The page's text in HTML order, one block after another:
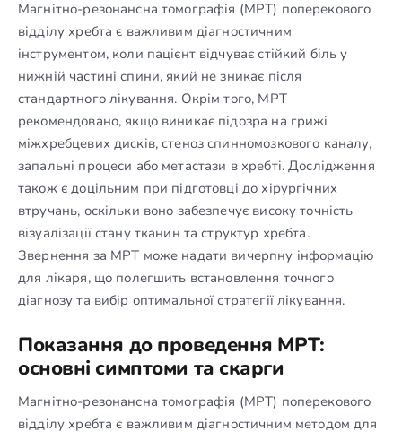
Магнітно-резонансна томографія (МРТ) поперекового
відділу хребта є важливим діагностичним
інструментом, коли пацієнт відчуває стійкий біль у
нижній частині спини, який не зникає після
стандартного лікування. Окрім того, МРТ
рекомендовано, якщо виникає підозра на грижі
міжхребцевих дисків, стеноз спинномозкового каналу,
запальні процеси або метастази в хребті. Дослідження
також є доцільним при підготовці до хірургічних
втручань, оскільки воно забезпечує високу точність
візуалізації стану тканин та структур хребта.
Звернення за МРТ може надати вичерпну інформацію
для лікаря, що полегшить встановлення точного
діагнозу та вибір оптимальної стратегії лікування.
Показання до проведення МРТ:
основні симптоми та скарги
Магнітно-резонансна томографія (МРТ) поперекового
відділу хребта є важливим діагностичним методом для